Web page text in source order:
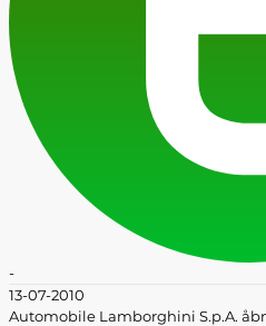
-
13-07-2010
Automobile Lamborghini S.p.A.